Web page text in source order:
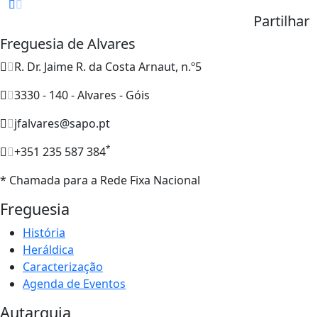
Partilhar
Freguesia de Alvares
R. Dr. Jaime R. da Costa Arnaut, n.º5
3330 - 140 - Alvares - Góis
jfalvares@sapo.pt
+351 235 587 384*
* Chamada para a Rede Fixa Nacional
Freguesia
História
Heráldica
Caracterização
Agenda de Eventos
Autarquia